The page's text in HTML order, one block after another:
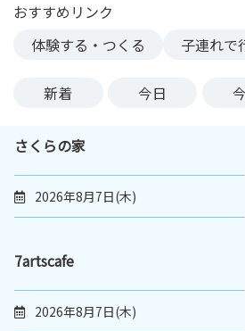
おすすめリンク
体験する・つくる
子連れで
新着 今日
さくらの家
2026年8月7日(木)
7artscafe
2026年8月7日(木)